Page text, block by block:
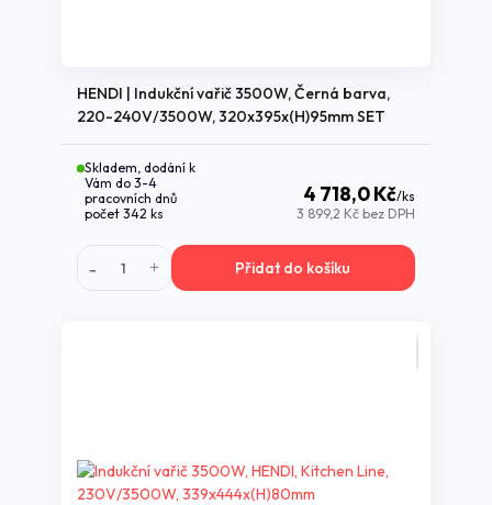
HENDI | Indukční vařič 3500W, Černá barva,
220-240V/3500W, 320x395x(H)95mm SET
4 718,0 Kč/ks
3 899,2 Kč bez DPH
Skladem, dodání k
Vám do 3-4
pracovních dnů
počet 342 ks
Přidat do košíku